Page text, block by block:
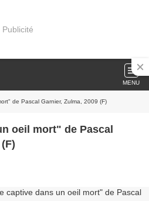
Publicité
MENU
de Pascal Garnier, Zulma, 2009 (F)
oeil mort" de Pascal